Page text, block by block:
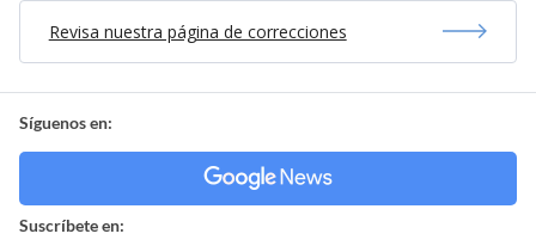
Revisa nuestra página de correcciones
Síguenos en:
Suscríbete en: